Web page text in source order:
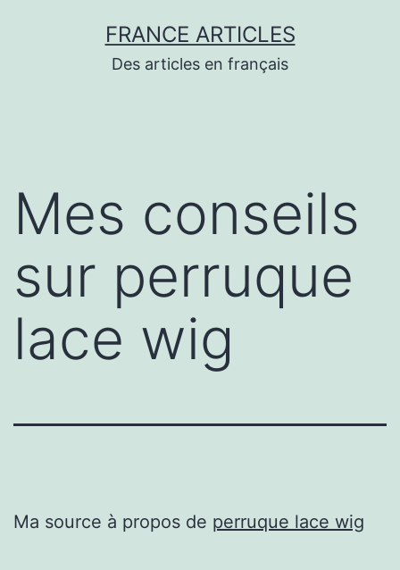
FRANCE ARTICLES
Des articles en français
Mes conseils
sur perruque
lace wig
Ma source à propos de perruque lace wig